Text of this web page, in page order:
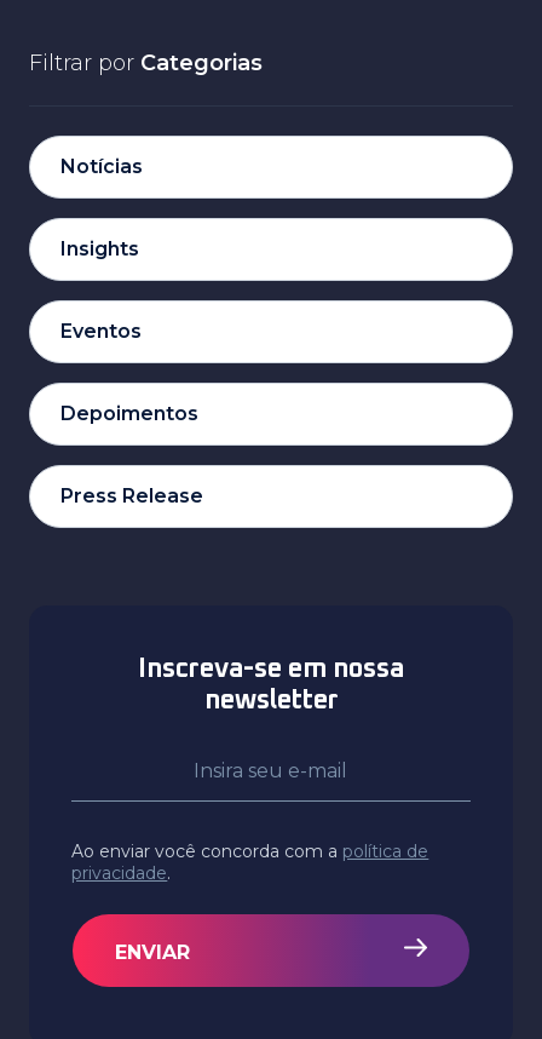
Filtrar por Categorias
Notícias
Insights
Eventos
Depoimentos
Press Release
Inscreva-se em nossa
newsletter
Ao enviar você concorda com a política de
privacidade.
ENVIAR